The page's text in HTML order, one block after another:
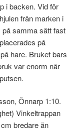
i backen. Vid för
från marken i
samma sätt fast
på
hare. Bruket bars
var enorm när
Önnarp 1:10.
Vinkeltrappan
bredare än